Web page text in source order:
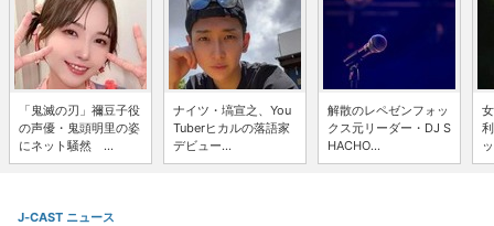
「鬼滅の刃」禰豆子役
の声優・鬼頭明里の姿
にネット騒然 ...
ナイツ・塙宣之、You
Tuberヒカルの落語家
デビュー...
解散のレペゼンフォッ
クス元リーダー・DJ S
HACHO...
J-CAST ニュース